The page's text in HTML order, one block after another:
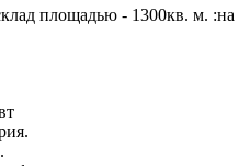
площадью - 1300кв. м. :на